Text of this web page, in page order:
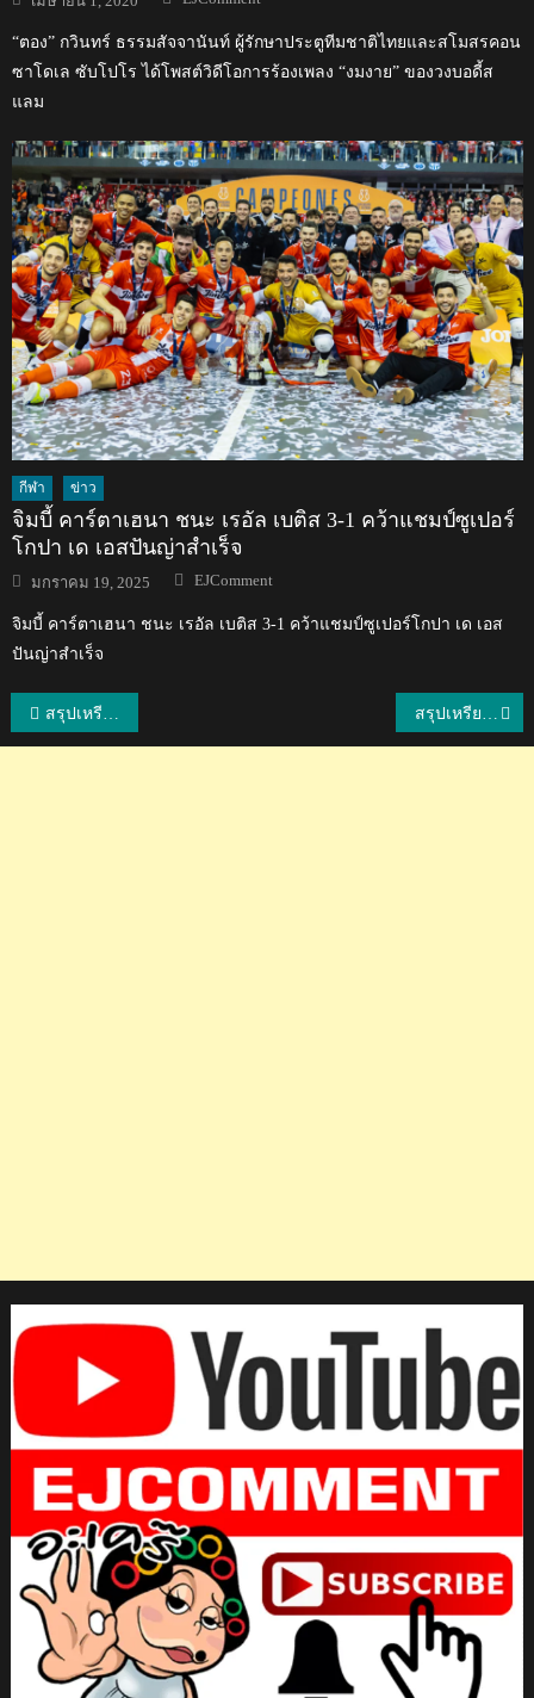
on
“ตอง” กวินทร์ ธรรมสัจจานันท์ ผู้รักษาประตูทีมชาติไทยและสโมสรคอน
ซาโดเล ซับโปโร ได้โพสต์วิดีโอการร้องเพลง “งมงาย” ของวงบอดี้ส
แลม
กีฬา ข่าว
จิมบี้ คาร์ตาเฮนา ชนะ เรอัล เบติส 3-1 คว้าแชมป์ซูเปอร์
โกปา เด เอสปันญ่าสำเร็จ
Posted
on
มกราคม 19, 2025 Author
EJComment
จิมบี้ คาร์ตาเฮนา ชนะ เรอัล เบติส 3-1 คว้าแชมป์ซูเปอร์โกปา เด เอส
ปันญ่าสำเร็จ
แนะแนว
สรุปเหรียญและผลการแข่งขันซีเกมส์ 2019 ประจำวันที่ 9 ธันวาคม 2562 สรุปเหรียญและผลการแข่งขันซีเกมส์ 2019 ประจำวันที่ 10 ธันวาคม 2562